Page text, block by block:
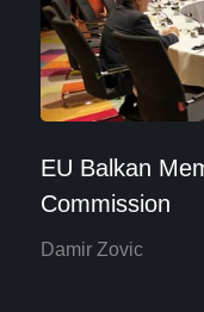
EU Balkan
Commission
Damir Zovic